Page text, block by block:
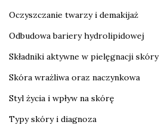
Oczyszczanie twarzy i demakijaż
Odbudowa bariery hydrolipidowej
Składniki aktywne w pielęgnacji skóry
Skóra wrażliwa oraz naczynkowa
Styl życia i wpływ na skórę
Typy skóry i diagnoza